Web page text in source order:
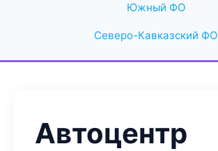
Южный ФО
Северо-Кавказский ФО
Автоцентр